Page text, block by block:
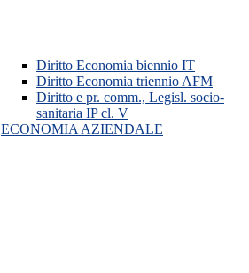
Diritto Economia biennio IT
Diritto Economia triennio AFM
Diritto e pr. comm., Legisl. socio-
sanitaria IP cl. V
ECONOMIA AZIENDALE